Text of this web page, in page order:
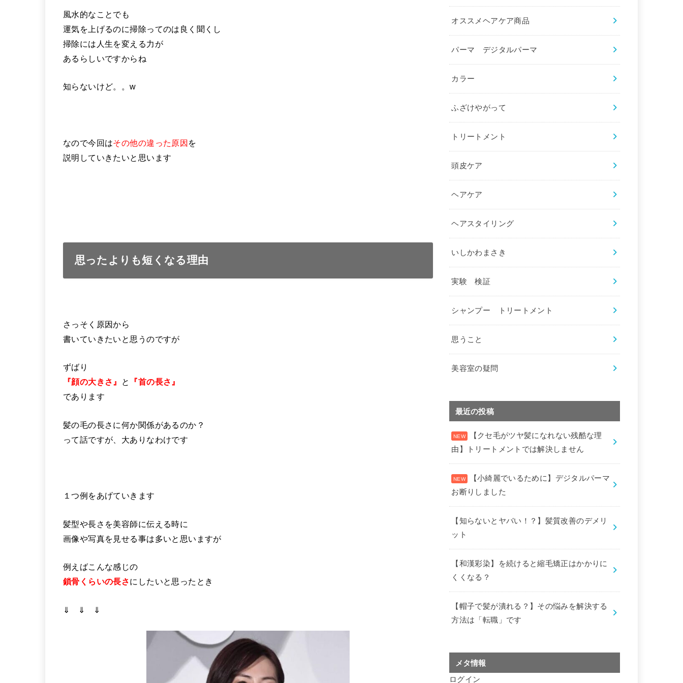
風水的なことでも
運気を上げるのに掃除ってのは良く聞くし
掃除には人生を変える力が
あるらしいですからね
知らないけど。。w
なので今回はその他の違った原因を
説明していきたいと思います
思ったよりも短くなる理由
さっそく原因から
書いていきたいと思うのですが
ずばり
『顔の大きさ』
と
『首の長さ』
であります
髪の毛の長さに何か関係があるのか？
って話ですが、大ありなわけです
１つ例をあげていきます
髪型や長さを美容師に伝える時に
画像や写真を見せる事は多いと思いますが
例えばこんな感じの
鎖骨くらいの長さにしたいと思ったとき
⇓ ⇓ ⇓
オススメヘアケア商品
パーマ デジタルパーマ
カラー
ふざけやがって
トリートメント
頭皮ケア
ヘアケア
ヘアスタイリング
いしかわまさき
実験 検証
シャンプー トリートメント
思うこと
美容室の疑問
最近の投稿
【クセ毛がツヤ髪になれない残酷な理
由】トリートメントでは解決しません
【小綺麗でいるために】デジタルパーマ
お断りしました
【知らないとヤバい！？】髪質改善のデメリ
ット
【和漢彩染】を続けると縮毛矯正はかかりに
くくなる？
【帽子で髪が潰れる？】その悩みを解決する
方法は「転職」です
メタ情報
ログイン